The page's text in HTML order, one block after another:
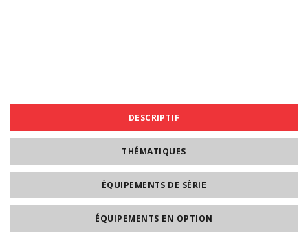
DESCRIPTIF
THÉMATIQUES
ÉQUIPEMENTS DE SÉRIE
ÉQUIPEMENTS EN OPTION